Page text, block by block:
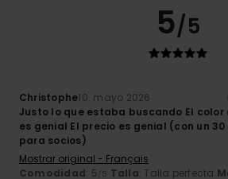
5/5
Christophe10. mayo 2026
Justo lo que estaba buscando El color
es genial El precio es genial (con un
para socios)
Mostrar original - Français
Comodidad: 5/5 Talla: Talla perfecta